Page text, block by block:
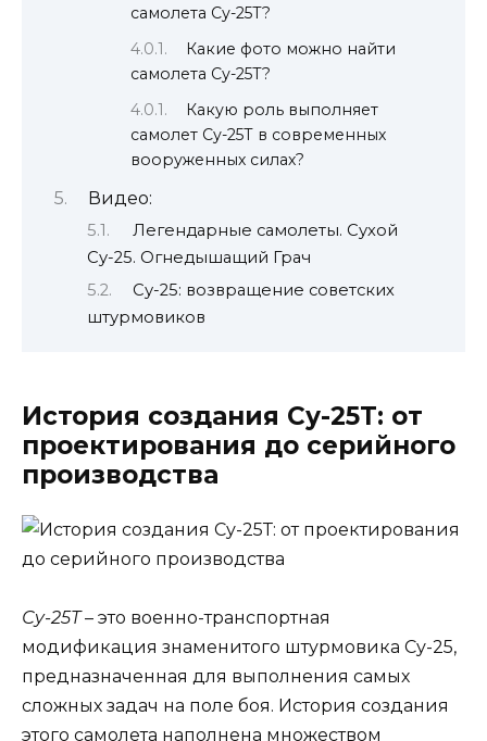
самолета Су-25Т?
Какие фото можно найти
самолета Су-25Т?
Какую роль выполняет
самолет Су-25Т в современных
вооруженных силах?
Видео:
Легендарные самолеты. Сухой
Су-25. Огнедышащий Грач
Су-25: возвращение советских
штурмовиков
История создания Су-25Т: от
проектирования до серийного
производства
Су-25Т– это военно-транспортная
модификация знаменитого штурмовика Су-25,
предназначенная для выполнения самых
сложных задач на поле боя. История создания
этого самолета наполнена множеством